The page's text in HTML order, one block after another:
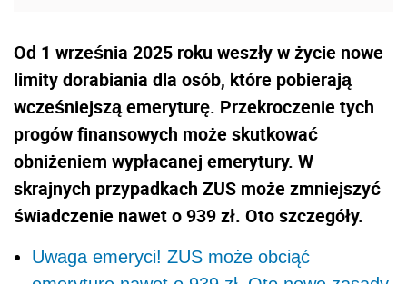
Od 1 września 2025 roku weszły w życie nowe
limity dorabiania dla osób, które pobierają
wcześniejszą emeryturę. Przekroczenie tych
progów finansowych może skutkować
obniżeniem wypłacanej emerytury. W
skrajnych przypadkach ZUS może zmniejszyć
świadczenie nawet o 939 zł. Oto szczegóły.
Uwaga emeryci! ZUS może obciąć